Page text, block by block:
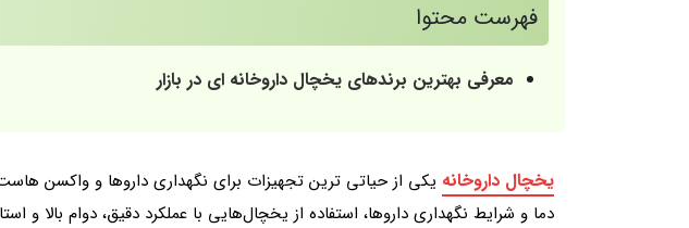
فهرست محتوا
معرفی بهترین برندهای یخچال داروخانه‌ ای در بازار
یخچال داروخانه یکی از حیاتی‌ ترین تجهیزات برای نگهداری داروها و واکسن‌
دما و شرایط نگهداری داروها، استفاده از یخچال‌هایی با عملکرد دقیق، دوام بالا و